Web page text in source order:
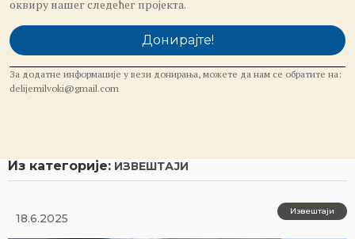
оквиру нашег следећег пројекта.
Донирајте!
За додатне информације у вези донирања, можете да нам се обратите на:
delijemilvoki@gmail.com
Из категорије: ИЗВЕШТАЈИ
18.6.2025
Извештаји